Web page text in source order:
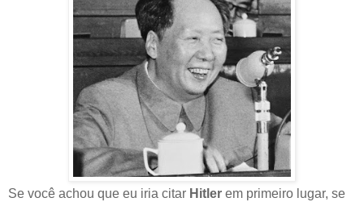
Se você achou que eu iria citar Hitler em primeiro lugar, se